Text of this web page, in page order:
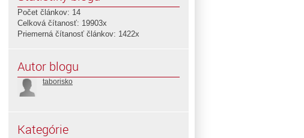
Počet článkov: 14
Celková čítanosť: 19903x
Priemerná čítanosť článkov: 1422x
Autor blogu
taborisko
Kategórie